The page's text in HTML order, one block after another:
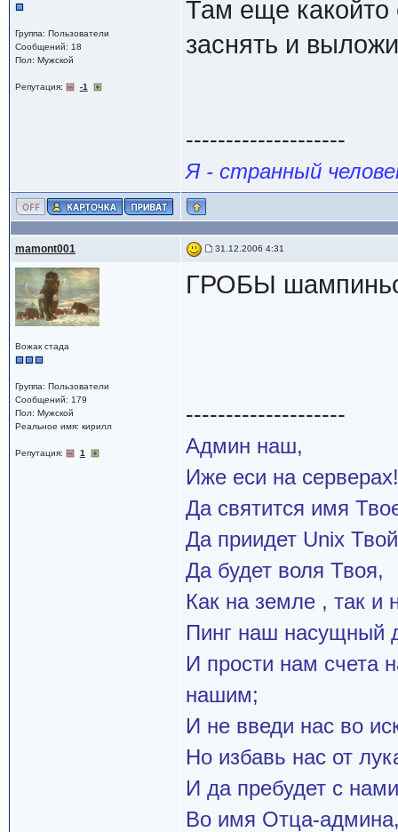
Группа: Пользователи
Сообщений: 18
Пол: Мужской
Репутация: -1
Там еще
заснять и
--------------------
Я - странный
mamont001 31.12.2006 4:31
Вожак стада
Группа: Пользователи
Сообщений: 179
Пол: Мужской
Реальное имя: кирилл
Репутация: 1
ГРОБЫ
--------------------
Админ наш,
Иже еси на серверах!
Да святится имя
Да приидет Unix
Да будет воля Твоя,
Как на земле , так и
Пинг наш насущный
И прости нам счета
нашим;
И не введи нас во
Но избавь нас от
И да пребудет с
Во имя Отца-